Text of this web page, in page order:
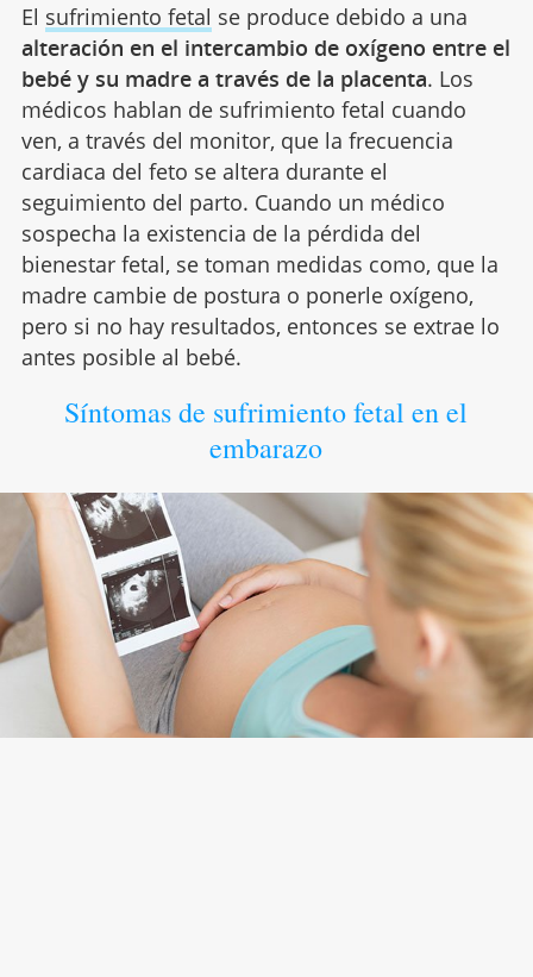
El sufrimiento fetal se produce debido a una
alteración en el intercambio de oxígeno entre el
bebé y su madre a través de la placenta. Los
médicos hablan de sufrimiento fetal cuando
ven, a través del monitor, que la frecuencia
cardiaca del feto se altera durante el
seguimiento del parto. Cuando un médico
sospecha la existencia de la pérdida del
bienestar fetal, se toman medidas como, que la
madre cambie de postura o ponerle oxígeno,
pero si no hay resultados, entonces se extrae lo
antes posible al bebé.
Síntomas de sufrimiento fetal en el
embarazo